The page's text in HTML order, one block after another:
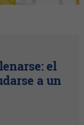
el
a un